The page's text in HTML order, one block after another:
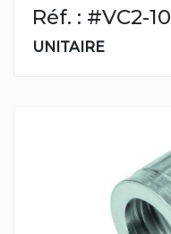
Réf. : #VC2-10
UNITAIRE